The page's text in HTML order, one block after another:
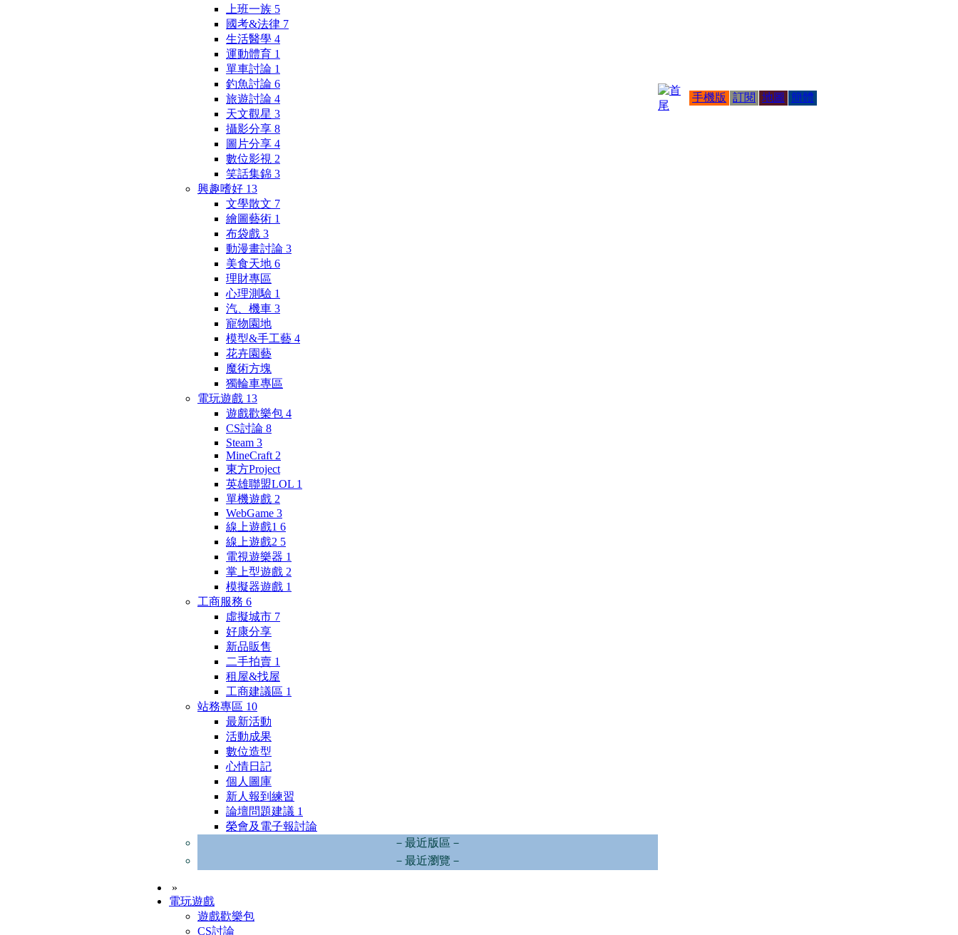
上班一族 5
國考&法律 7
生活醫學 4
運動體育 1
單車討論 1
釣魚討論 6
旅遊討論 4
天文觀星 3
攝影分享 8
圖片分享 4
數位影視 2
笑話集錦 3
興趣嗜好 13
文學散文 7
繪圖藝術 1
布袋戲 3
動漫畫討論 3
美食天地 6
理財專區
心理測驗 1
汽、機車 3
寵物園地
模型&手工藝 4
花卉園藝
魔術方塊
獨輪車專區
電玩遊戲 13
遊戲歡樂包 4
CS討論 8
Steam 3
MineCraft 2
東方Project
英雄聯盟LOL 1
單機遊戲 2
WebGame 3
線上遊戲1 6
線上遊戲2 5
電視遊樂器 1
掌上型遊戲 2
模擬器遊戲 1
工商服務 6
虛擬城市 7
好康分享
新品販售
二手拍賣 1
租屋&找屋
工商建議區 1
站務專區 10
最新活動
活動成果
數位造型
心情日記
個人圖庫
新人報到練習
論壇問題建議 1
榮會及電子報討論
－最近版區－
－最近瀏覽－
»
電玩遊戲
遊戲歡樂包
CS討論
手機版 訂閱 地圖 簡體